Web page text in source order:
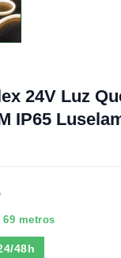
24V Luz
IP65
69 metros
48h